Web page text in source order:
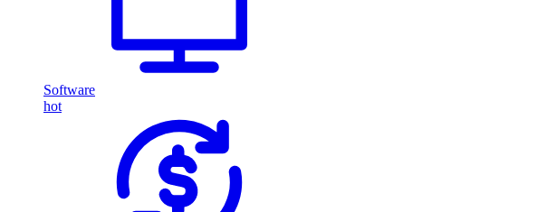
Software
hot